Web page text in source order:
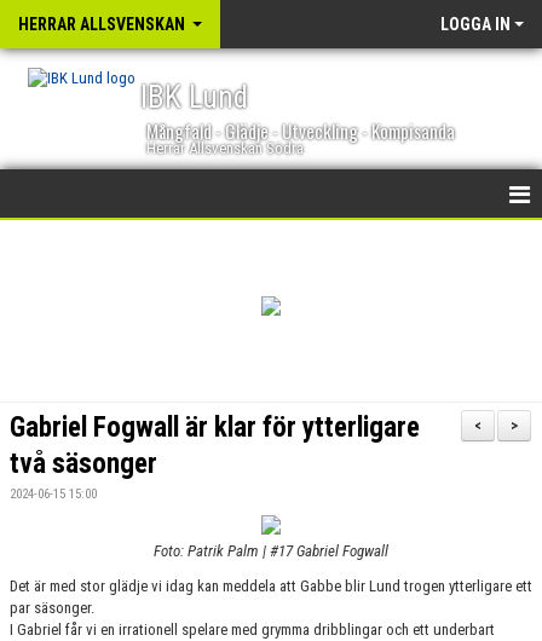
HERRAR ALLSVENSKAN LOGGA IN
IBK Lund
Mångfald - Glädje - Utveckling - Kompisanda
Herrar Allsvenskan Södra
GÄSTBOK
BILDGALLERI
MATCHER
>
<
Gabriel Fogwall är klar för ytterligare
två säsonger
2024-06-15 15:00
Foto: Patrik Palm | #17 Gabriel Fogwall
Det är med stor glädje vi idag kan meddela att Gabbe blir Lund trogen ytterligare ett
par säsonger.
I Gabriel får vi en irrationell spelare med grymma dribblingar och ett underbart